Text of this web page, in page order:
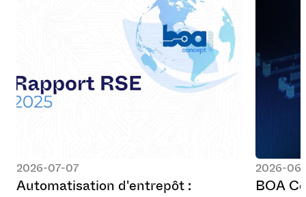
2026-07-07
Automatisation d'entrepôt :
2026-
BOA Ce